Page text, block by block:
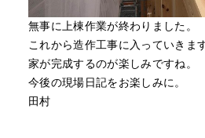
無事に上棟作業が終わりました。
これから造作工事に入っていきます
家が完成するのが楽しみですね。
今後の現場日記をお楽しみに。
田村